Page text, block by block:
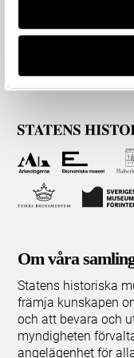
Om våra
Statens historiska
främja kunskapen
och att bevara och
myndigheten
angelägenhet för